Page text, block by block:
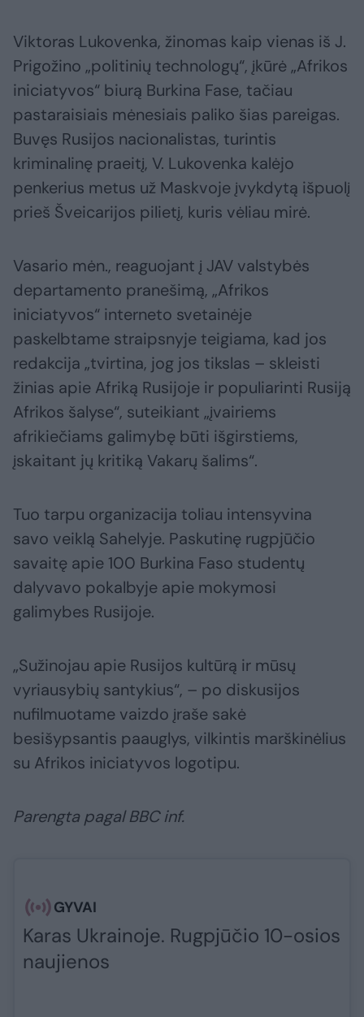
Viktoras Lukovenka, žinomas kaip vienas iš J.
Prigožino „politinių technologų“, įkūrė „Afrikos
iniciatyvos“ biurą Burkina Fase, tačiau
pastaraisiais mėnesiais paliko šias pareigas.
Buvęs Rusijos nacionalistas, turintis
kriminalinę praeitį, V. Lukovenka kalėjo
penkerius metus už Maskvoje įvykdytą išpuolį
prieš Šveicarijos pilietį, kuris vėliau mirė.
Vasario mėn., reaguojant į JAV valstybės
departamento pranešimą, „Afrikos
iniciatyvos“ interneto svetainėje
paskelbtame straipsnyje teigiama, kad jos
redakcija „tvirtina, jog jos tikslas – skleisti
žinias apie Afriką Rusijoje ir populiarinti Rusiją
Afrikos šalyse“, suteikiant „įvairiems
afrikiečiams galimybę būti išgirstiems,
įskaitant jų kritiką Vakarų šalims“.
Tuo tarpu organizacija toliau intensyvina
savo veiklą Sahelyje. Paskutinę rugpjūčio
savaitę apie 100 Burkina Faso studentų
dalyvavo pokalbyje apie mokymosi
galimybes Rusijoje.
„Sužinojau apie Rusijos kultūrą ir mūsų
vyriausybių santykius“, – po diskusijos
nufilmuotame vaizdo įraše sakė
besišypsantis paauglys, vilkintis marškinėlius
su Afrikos iniciatyvos logotipu.
Parengta pagal BBC inf.
GYVAI
Karas Ukrainoje. Rugpjūčio 10-osios
naujienos